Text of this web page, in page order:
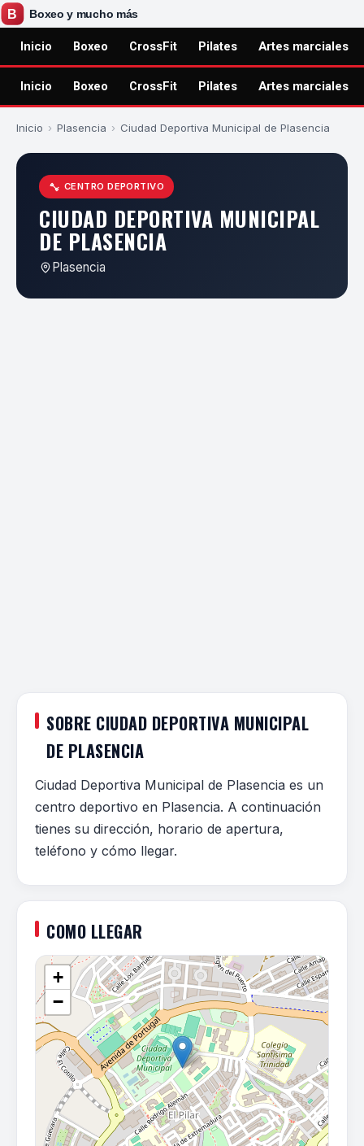
Inicio Boxeo CrossFit Pilates Artes marciales
Inicio Boxeo CrossFit Pilates Artes marciales
Inicio › Plasencia › Ciudad Deportiva Municipal de Plasencia
CENTRO DEPORTIVO
CIUDAD DEPORTIVA MUNICIPAL
DE PLASENCIA
Plasencia
SOBRE CIUDAD DEPORTIVA MUNICIPAL
DE PLASENCIA
Ciudad Deportiva Municipal de Plasencia es un
centro deportivo en Plasencia. A continuación
tienes su dirección, horario de apertura,
teléfono y cómo llegar.
COMO LLEGAR
+
−